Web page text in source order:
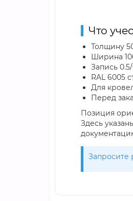
Что
Толщину
Ширина
Запись
RAL 6005
Для
Перед
Позиция
Здесь
Запросите